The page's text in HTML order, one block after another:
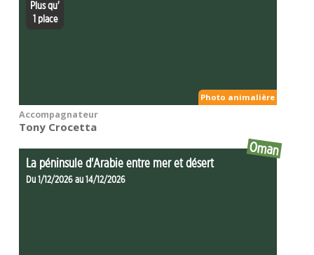
Photo animalière
Plus qu'
1 place
Accompagnateur
Tony Crocetta
La péninsule d'Arabie entre mer et désert
Oman
Du 1/12/2026 au 14/12/2026